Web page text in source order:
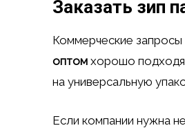
Заказать зип
Коммерческие запросы
оптом хорошо
на универсальную
Если компании нужна